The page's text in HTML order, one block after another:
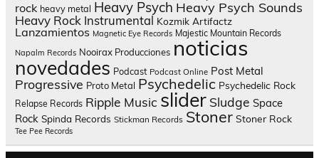
rock heavy metal Heavy Psych Heavy Psych Sounds
Heavy Rock Instrumental Kozmik Artifactz
Lanzamientos Magnetic Eye Records Majestic Mountain Records
Napalm Records Nooirax Producciones noticias
novedades Podcast Podcast Online Post Metal
Progressive Proto Metal Psychedelic Psychedelic Rock
Relapse Records Ripple Music slider Sludge Space
Rock Spinda Records Stickman Records Stoner Stoner Rock
Tee Pee Records